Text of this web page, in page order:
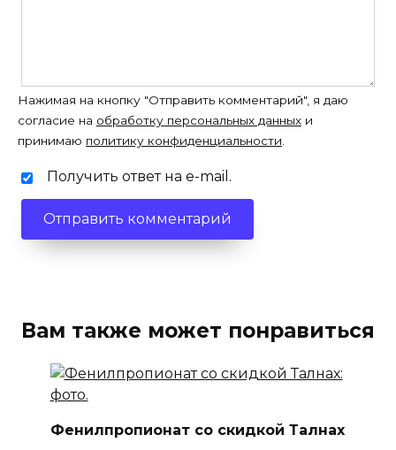
Нажимая на кнопку "Отправить комментарий", я даю
согласие на обработку персональных данных и
принимаю политику конфиденциальности.
Получить ответ на e-mail.
Вам также может понравиться
Фенилпропионат со скидкой Талнах